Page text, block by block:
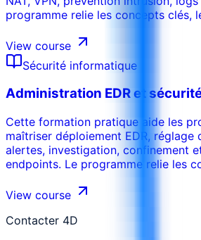
programme relie les concepts clés,
que les participants puissent
leur environnement de travail. La
adaptée au secteur, aux systèmes
des participants et aux objectifs de
l’organisation.
View course
Sécurité informatique
Administration EDR et
Cette formation pratique aide les
maîtriser déploiement EDR, réglage
alertes, investigation, confinement
endpoints. Le programme relie les
opérationnelles afin que les
La formation peut être adaptée au
View course
Contacter 4D